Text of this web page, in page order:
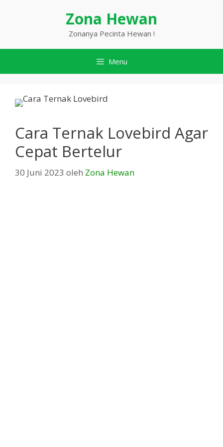
Zona Hewan
Zonanya Pecinta Hewan !
Menu
Cara Ternak Lovebird Agar
Cepat Bertelur
30 Juni 2023 oleh Zona Hewan